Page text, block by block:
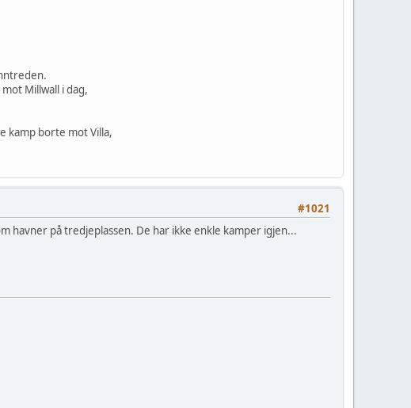
Millwall i dag,
kamp borte mot Villa,
#1021
havner på tredjeplassen. De har ikke enkle kamper igjen...